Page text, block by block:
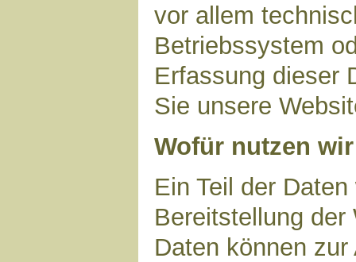
vor allem
Betriebssystem
Erfassung dieser
Sie unsere
Wofür nutzen
Ein Teil der
Bereitstellung der
Daten können